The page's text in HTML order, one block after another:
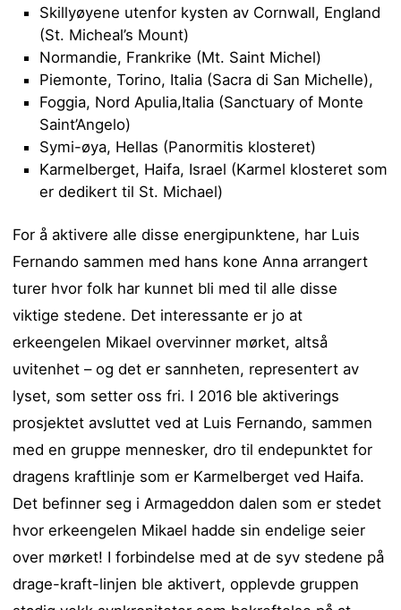
Skillyøyene utenfor kysten av Cornwall, England
(St. Micheal’s Mount)
Normandie, Frankrike (Mt. Saint Michel)
Piemonte, Torino, Italia (Sacra di San Michelle),
Foggia, Nord Apulia,Italia (Sanctuary of Monte
Saint’Angelo)
Symi-øya, Hellas (Panormitis klosteret)
Karmelberget, Haifa, Israel (Karmel klosteret som
er dedikert til St. Michael)
For å aktivere alle disse energipunktene, har Luis
Fernando sammen med hans kone Anna arrangert
turer hvor folk har kunnet bli med til alle disse
viktige stedene. Det interessante er jo at
erkeengelen Mikael overvinner mørket, altså
uvitenhet – og det er sannheten, representert av
lyset, som setter oss fri. I 2016 ble aktiverings
prosjektet avsluttet ved at Luis Fernando, sammen
med en gruppe mennesker, dro til endepunktet for
dragens kraftlinje som er Karmelberget ved Haifa.
Det befinner seg i Armageddon dalen som er stedet
hvor erkeengelen Mikael hadde sin endelige seier
over mørket! I forbindelse med at de syv stedene på
drage-kraft-linjen ble aktivert, opplevde gruppen